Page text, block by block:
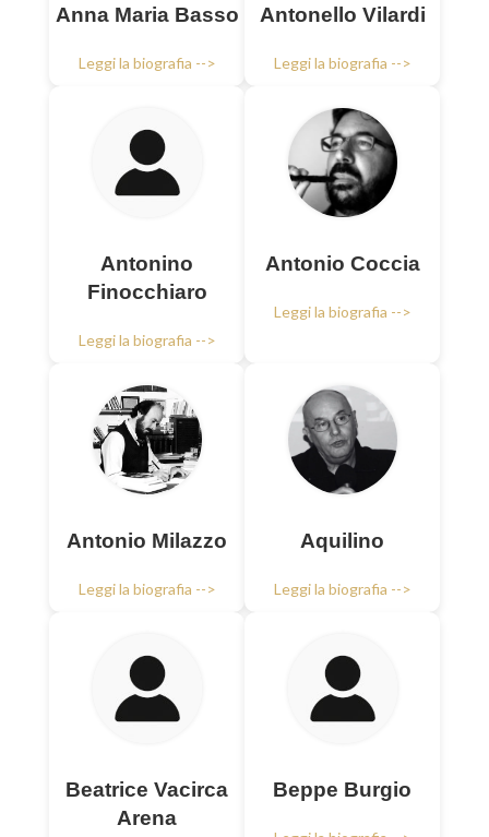
Anna Maria Basso
Leggi la biografia -->
Antonello Vilardi
Leggi la biografia -->
Antonino
Finocchiaro
Leggi la biografia -->
Antonio Coccia
Leggi la biografia -->
Antonio Milazzo
Leggi la biografia -->
Aquilino
Leggi la biografia -->
Beatrice Vacirca
Arena
Beppe Burgio